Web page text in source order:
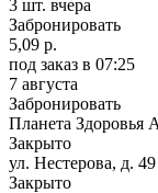
3 шт. вчера
Забронировать
5,09 р.
под заказ в 07:25
7 августа
Забронировать
Планета Здоровья
Закрыто
ул. Нестерова, д.
Закрыто